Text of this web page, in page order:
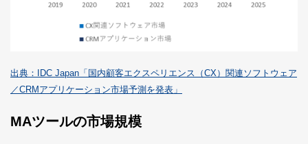
出典：IDC Japan「国内顧客エクスペリエンス（CX）関連ソフトウェア
／CRMアプリケーション市場予測を発表」
MAツールの市場規模